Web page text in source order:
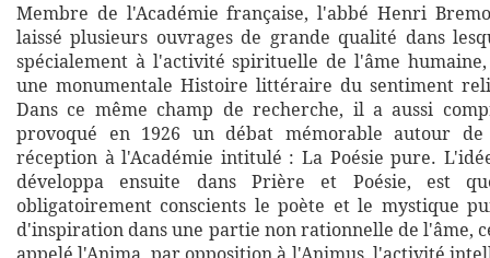
Membre de l'Académie française, l'abbé Henri
laissé plusieurs ouvrages de grande qualité dans
spécialement à l'activité spirituelle de l'âme
une monumentale Histoire littéraire du sentiment
Dans ce même champ de recherche, il a aussi
provoqué en 1926 un débat mémorable autour de
réception à l'Académie intitulé : La Poésie pure.
développa ensuite dans Prière et Poésie, est
obligatoirement conscients le poète et le mystique
d'inspiration dans une partie non rationnelle de l'âme,